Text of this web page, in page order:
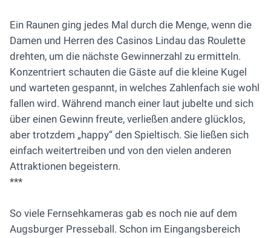
Ein Raunen ging jedes Mal durch die Menge, wenn die
Damen und Herren des Casinos Lindau das Roulette
drehten, um die nächste Gewinnerzahl zu ermitteln.
Konzentriert schauten die Gäste auf die kleine Kugel
und warteten gespannt, in welches Zahlenfach sie wohl
fallen wird. Während manch einer laut jubelte und sich
über einen Gewinn freute, verließen andere glücklos,
aber trotzdem „happy“ den Spieltisch. Sie ließen sich
einfach weitertreiben und von den vielen anderen
Attraktionen begeistern.
***
So viele Fernsehkameras gab es noch nie auf dem
Augsburger Presseball. Schon im Eingangsbereich